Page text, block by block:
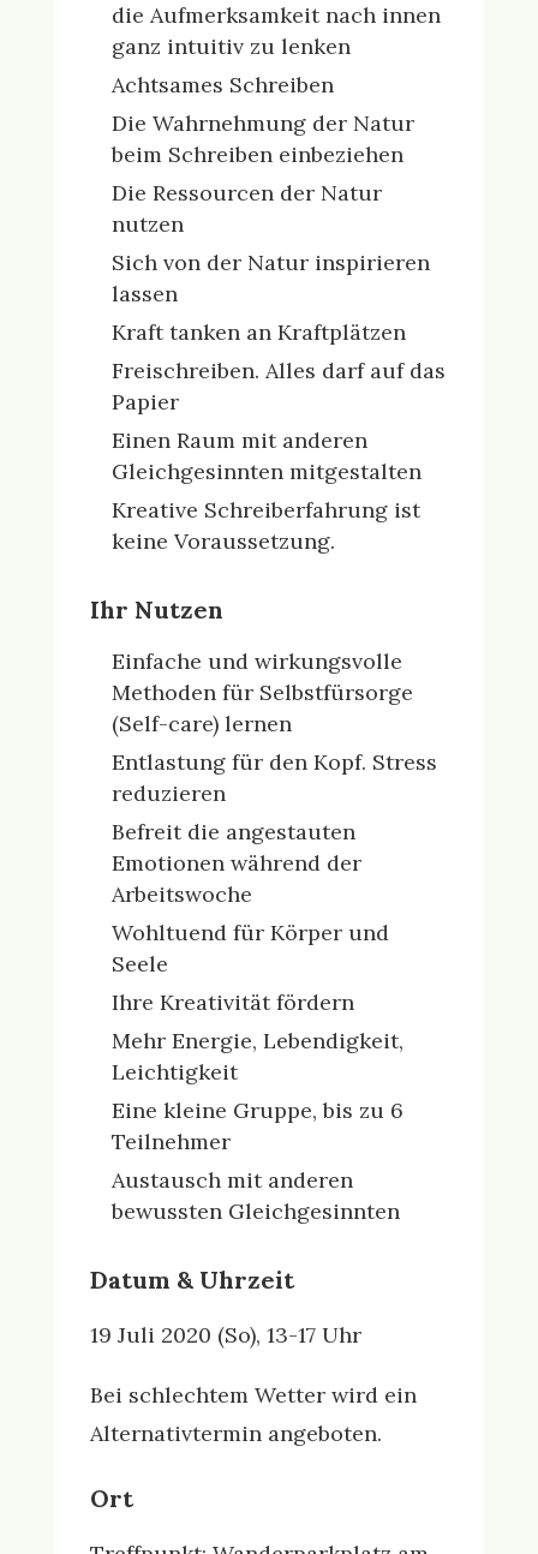
die Aufmerksamkeit nach innen
ganz intuitiv zu lenken
Achtsames Schreiben
Die Wahrnehmung der Natur
beim Schreiben einbeziehen
Die Ressourcen der Natur
nutzen
Sich von der Natur inspirieren
lassen
Kraft tanken an Kraftplätzen
Freischreiben. Alles darf auf das
Papier
Einen Raum mit anderen
Gleichgesinnten mitgestalten
Kreative Schreiberfahrung ist
keine Voraussetzung.
Ihr Nutzen
Einfache und wirkungsvolle
Methoden für Selbstfürsorge
(Self-care) lernen
Entlastung für den Kopf. Stress
reduzieren
Befreit die angestauten
Emotionen während der
Arbeitswoche
Wohltuend für Körper und
Seele
Ihre Kreativität fördern
Mehr Energie, Lebendigkeit,
Leichtigkeit
Eine kleine Gruppe, bis zu 6
Teilnehmer
Austausch mit anderen
bewussten Gleichgesinnten
Datum & Uhrzeit
19 Juli 2020 (So), 13-17 Uhr
Bei schlechtem Wetter wird ein
Alternativtermin angeboten.
Ort